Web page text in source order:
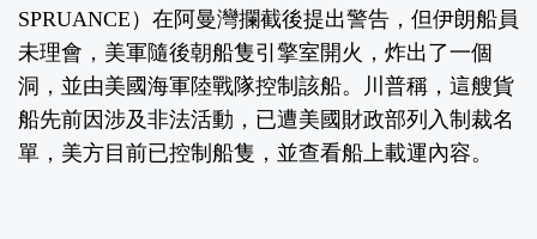
SPRUANCE）在阿曼灣攔截後提出警告，但伊朗船員
未理會，美軍隨後朝船隻引擎室開火，炸出了一個
洞，並由美國海軍陸戰隊控制該船。川普稱，這艘貨
船先前因涉及非法活動，已遭美國財政部列入制裁名
單，美方目前已控制船隻，並查看船上載運內容。